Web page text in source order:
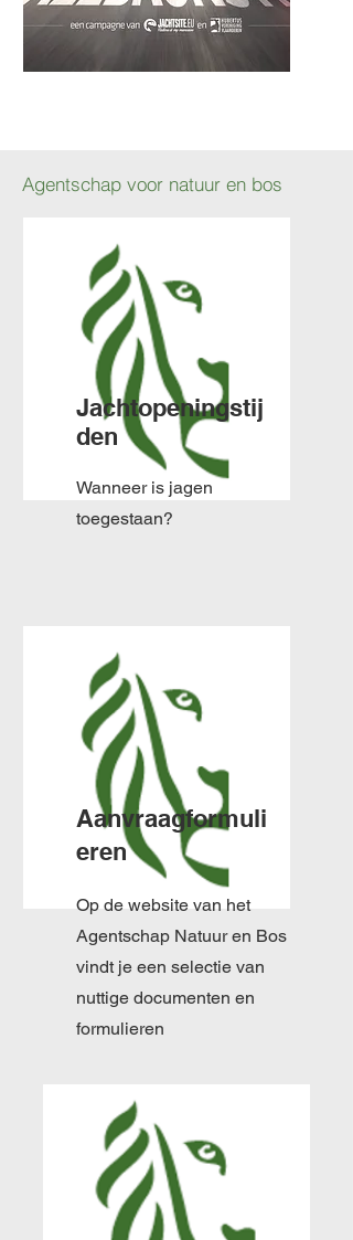
Agentschap voor natuur en bos
Jachtopeningstij
den
Wanneer is jagen
toegestaan?
Aanvraagformuli
eren
Op de website van het
Agentschap Natuur en Bos
vindt je een selectie van
nuttige documenten en
formulieren